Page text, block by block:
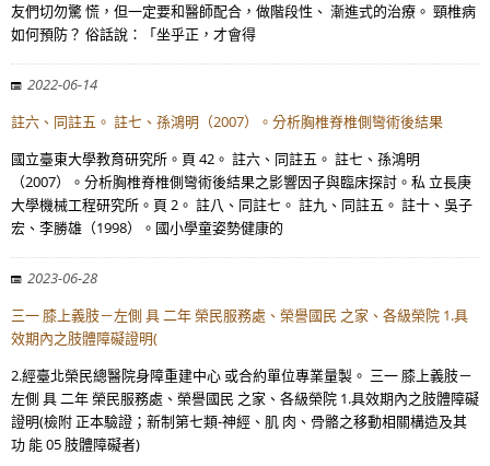
友們切勿驚 慌，但一定要和醫師配合，做階段性、 漸進式的治療。 頸椎病
如何預防？ 俗話說：「坐乎正，才會得
2022-06-14
註六、同註五。 註七、孫鴻明（2007）。分析胸椎脊椎側彎術後結果
國立臺東大學教育研究所。頁 42。 註六、同註五。 註七、孫鴻明
（2007）。分析胸椎脊椎側彎術後結果之影響因子與臨床探討。私 立長庚
大學機械工程研究所。頁 2。 註八、同註七。 註九、同註五。 註十、吳子
宏、李勝雄（1998）。國小學童姿勢健康的
2023-06-28
三一 膝上義肢－左側 具 二年 榮民服務處、榮譽國民 之家、各級榮院 1.具
效期內之肢體障礙證明(
2.經臺北榮民總醫院身障重建中心 或合約單位專業量製。 三一 膝上義肢－
左側 具 二年 榮民服務處、榮譽國民 之家、各級榮院 1.具效期內之肢體障礙
證明(檢附 正本驗證；新制第七類-神經、肌 肉、骨骼之移動相關構造及其
功 能 05 肢體障礙者)